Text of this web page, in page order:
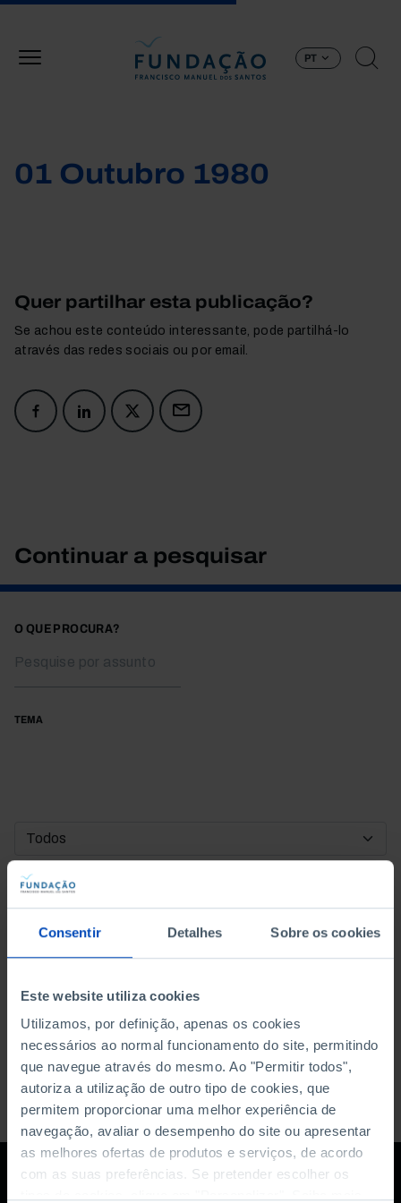
Consentir Detalhes Sobre os cookies
Este website utiliza cookies
Utilizamos, por definição, apenas os cookies
necessários ao normal funcionamento do site, permitindo
que navegue através do mesmo. Ao "Permitir todos",
autoriza a utilização de outro tipo de cookies, que
permitem proporcionar uma melhor experiência de
navegação, avaliar o desempenho do site ou apresentar
as melhores ofertas de produtos e serviços, de acordo
com as suas preferências. Se pretender escolher os
PT
01 Outubro 1980
Quer partilhar esta publicação?
Se achou este conteúdo interessante, pode partilhá-lo
através das redes sociais ou por email.
Continuar a pesquisar
O QUE PROCURA?
TEMA
DATA DE INÍCIO
DATA DE FIM